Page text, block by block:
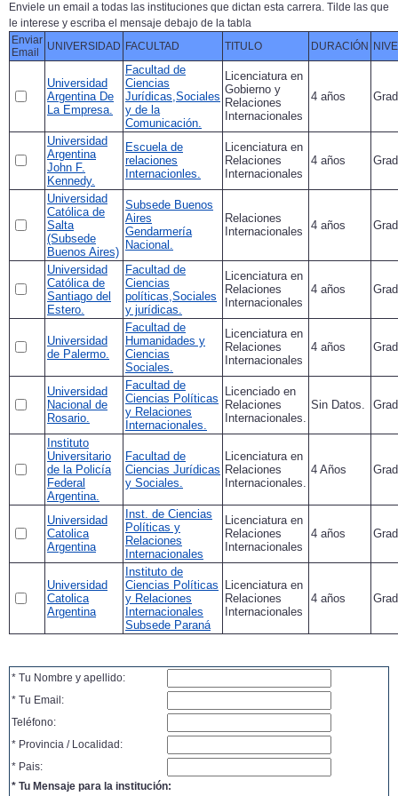
Enviele un email a todas las instituciones que dictan esta carrera. Tilde las que
le interese y escriba el mensaje debajo de la tabla
Enviar
Email
UNIVERSIDAD FACULTAD TITULO DURACIÓN
Universidad
Argentina De
La Empresa.
Facultad de
Ciencias
Jurídicas,Sociales
y de la
Comunicación.
Licenciatura en
Gobierno y
Relaciones
Internacionales
4 años
Universidad
Argentina
John F.
Kennedy.
Escuela de
relaciones
Internacionles.
Licenciatura en
Relaciones
Internacionales
4 años
Universidad
Católica de
Salta
(Subsede
Buenos Aires)
Subsede Buenos
Aires
Gendarmería
Nacional.
Relaciones
Internacionales
4 años
Universidad
Católica de
Santiago del
Estero.
Facultad de
Ciencias
políticas,Sociales
y jurídicas.
Licenciatura en
Relaciones
Internacionales
4 años
Universidad
de Palermo.
Facultad de
Humanidades y
Ciencias
Sociales.
Licenciatura en
Relaciones
Internacionales
4 años
Universidad
Nacional de
Rosario.
Facultad de
Ciencias Políticas
y Relaciones
Internacionales.
Licenciado en
Relaciones
Internacionales.
Sin Datos.
Instituto
Universitario
de la Policía
Federal
Argentina.
Facultad de
Ciencias Jurídicas
y Sociales.
Licenciatura en
Relaciones
Internacionales.
4 Años
Universidad
Catolica
Argentina
Inst. de Ciencias
Políticas y
Relaciones
Internacionales
Licenciatura en
Relaciones
Internacionales
4 años
Universidad
Catolica
Argentina
Instituto de
Ciencias Políticas
y Relaciones
Internacionales
Subsede Paraná
Licenciatura en
Relaciones
Internacionales
4 años
* Tu Nombre y apellido:
* Tu Email:
Teléfono:
* Provincia / Localidad:
* Pais:
* Tu Mensaje para la institución: